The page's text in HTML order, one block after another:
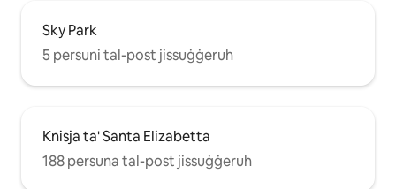
Sky Park
5 persuni tal-post jissuġġeruh
Knisja ta' Santa Elizabetta
188 persuna tal-post jissuġġeruh